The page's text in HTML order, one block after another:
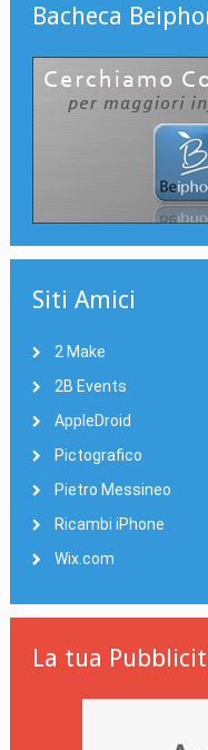
Bacheca
Siti Amici
2 Make
2B Events
AppleDroid
Pictografico
Pietro Messineo
Ricambi iPhone
Wix.com
La tua